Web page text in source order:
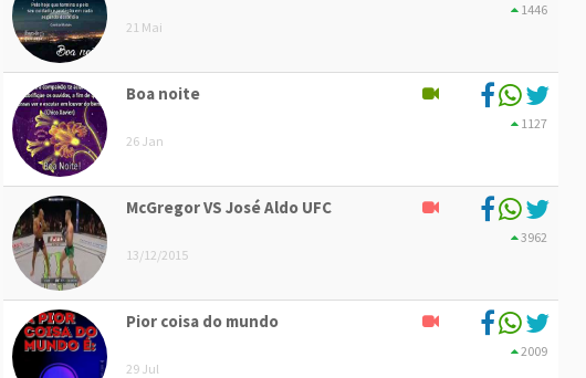
21 Mai
1446
Boa noite
26 Jan
1127
McGregor VS José Aldo UFC
13/12/2015
3962
Pior coisa do mundo
29 Jul
2009